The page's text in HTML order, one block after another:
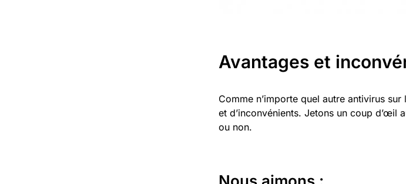
Avantages et
Comme n’importe quel autre antivirus
et d’inconvénients. Jetons un coup d’œil
ou non.